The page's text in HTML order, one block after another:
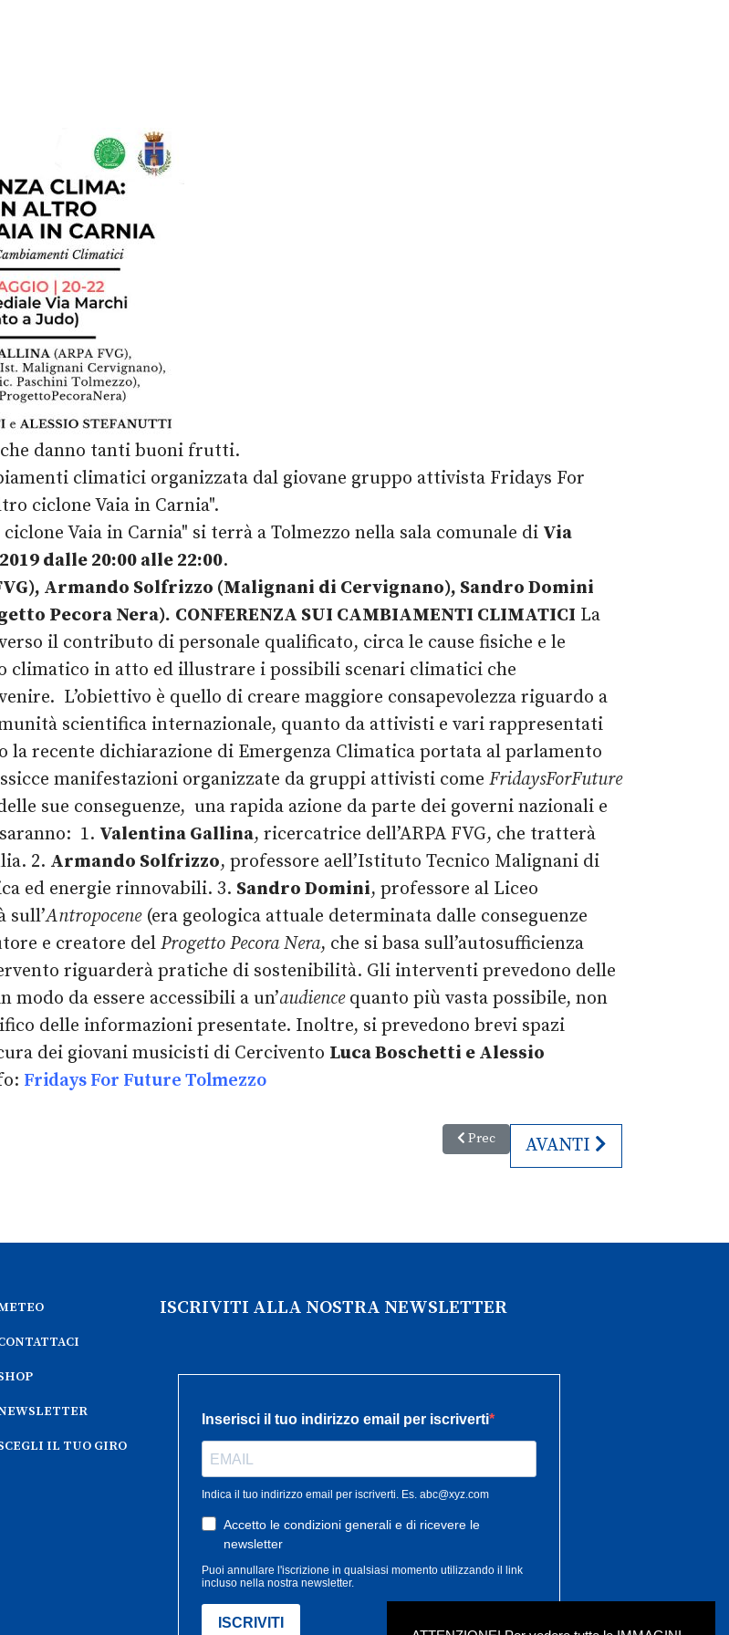
danno tanti buoni frutti.
climatici organizzata dal giovane gruppo attivista Fridays For
ciclone Vaia in Carnia".
Vaia in Carnia" si terrà a Tolmezzo nella sala comunale di Via
dalle 20:00 alle 22:00.
Armando Solfrizzo (Malignani di Cervignano), Sandro Domini
Pecora Nera). CONFERENZA SUI CAMBIAMENTI CLIMATICI La
il contributo di personale qualificato, circa le cause fisiche e le
climatico in atto ed illustrare i possibili scenari climatici che
L’obiettivo è quello di creare maggiore consapevolezza riguardo a
scientifica internazionale, quanto da attivisti e vari rappresentati
la recente dichiarazione di Emergenza Climatica portata al parlamento
manifestazioni organizzate da gruppi attivisti come FridaysForFuture
sue conseguenze, una rapida azione da parte dei governi nazionali e
1. Valentina Gallina, ricercatrice dell’ARPA FVG, che tratterà
2. Armando Solfrizzo, professore aell’Istituto Tecnico Malignani di
ed energie rinnovabili. 3. Sandro Domini, professore al Liceo
sull’Antropocene (era geologica attuale determinata dalle conseguenze
e creatore delProgetto Pecora Nera, che si basa sull’autosufficienza
riguarderà pratiche di sostenibilità. Gli interventi prevedono delle
modo da essere accessibili a un’audience quanto più vasta possibile, non
delle informazioni presentate. Inoltre, si prevedono brevi spazi
dei giovani musicisti di Cercivento Luca Boschetti e Alessio
Fridays For Future Tolmezzo
Articolo precedente: La Notte Europea dei
Prec ARTICOLO
AVANTI
IL TUO GIRO
ISCRIVITI ALLA NOSTRA NEWSLETTER